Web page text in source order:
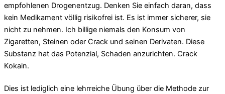
empfohlenen Drogenentzug. Denken Sie einfach daran, dass
kein Medikament völlig risikofrei ist. Es ist immer sicherer, sie
nicht zu nehmen. Ich billige niemals den Konsum von
Zigaretten, Steinen oder Crack und seinen Derivaten. Diese
Substanz hat das Potenzial, Schaden anzurichten. Crack
Kokain.
Dies ist lediglich eine lehrreiche Übung über die Methode zur